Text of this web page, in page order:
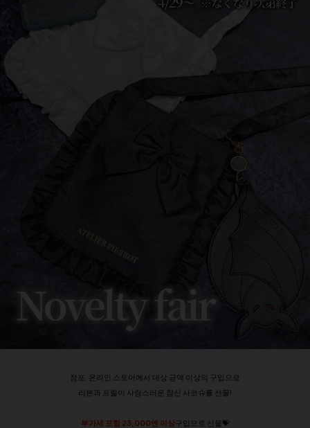
점포, 온라인 스토어에서 대상 금액 이상의 구입으로
리본과 프릴이 사랑스러운 참신 사코슈를 선물!
부가세 포함 23,000엔 이상구입으로 선물💝